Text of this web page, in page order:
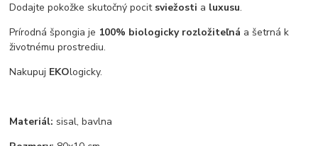
Dodajte pokožke skutočný pocit sviežosti a luxusu.
Prírodná špongia je 100% biologicky rozložiteľná a šetrná k
životnému prostrediu.
Nakupuj EKOlogicky.
Materiál: sisal, bavlna